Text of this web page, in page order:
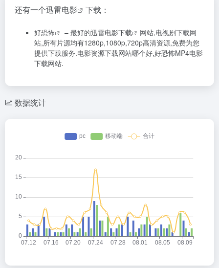
还有一个迅雷电影 下载：
好恐怖 – 最好的迅雷电影下载
网站,电视剧下载网
站,所有片源均有1280p,1080p,720p高清资源,免费为您
提供下载服务.电影资源下载网站哪个好,好恐怖MP4电影
下载网站.
数据统计